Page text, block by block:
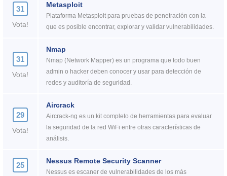
31
Vota!
Metasploit
Plataforma Metasploit para pruebas de penetración con la
que es posible encontrar, explorar y validar vulnerabilidades.
31
Vota!
Nmap
Nmap (Network Mapper) es un programa que todo buen
admin o hacker deben conocer y usar para detección de
redes y auditoría de seguridad.
29
Vota!
Aircrack
Aircrack-ng es un kit completo de herramientas para evaluar
la seguridad de la red WiFi entre otras características de
análisis.
25 Nessus Remote Security Scanner
Nessus es escaner de vulnerabilidades de los más